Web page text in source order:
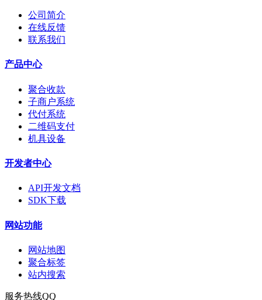
公司简介
在线反馈
联系我们
产品中心
聚合收款
子商户系统
代付系统
二维码支付
机具设备
开发者中心
API开发文档
SDK下载
网站功能
网站地图
聚合标签
站内搜索
服务热线QQ